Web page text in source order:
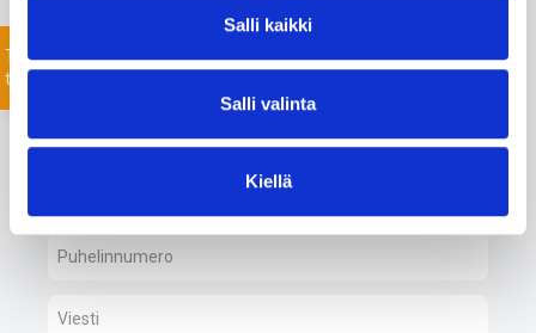
Salli kaikki
Salli valinta
Kiellä
Jätä yhteydenottopyyntö helposti tässä, niin
keskustellaan lisää!
Tiedustele
tuotteista